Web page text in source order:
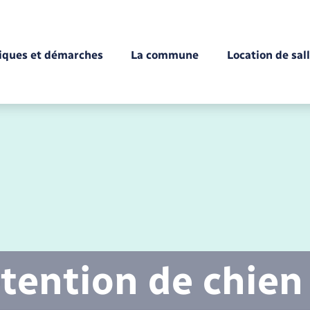
et démarches
Citoyenneté
Mariage – PACS
La commune Location de
de chien